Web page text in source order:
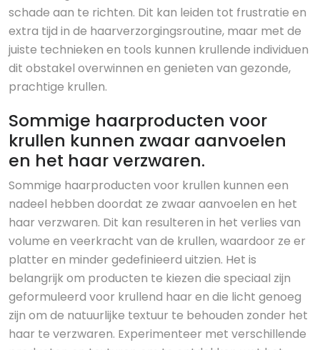
schade aan te richten. Dit kan leiden tot frustratie en
extra tijd in de haarverzorgingsroutine, maar met de
juiste technieken en tools kunnen krullende individuen
dit obstakel overwinnen en genieten van gezonde,
prachtige krullen.
Sommige haarproducten voor
krullen kunnen zwaar aanvoelen
en het haar verzwaren.
Sommige haarproducten voor krullen kunnen een
nadeel hebben doordat ze zwaar aanvoelen en het
haar verzwaren. Dit kan resulteren in het verlies van
volume en veerkracht van de krullen, waardoor ze er
platter en minder gedefinieerd uitzien. Het is
belangrijk om producten te kiezen die speciaal zijn
geformuleerd voor krullend haar en die licht genoeg
zijn om de natuurlijke textuur te behouden zonder het
haar te verzwaren. Experimenteer met verschillende